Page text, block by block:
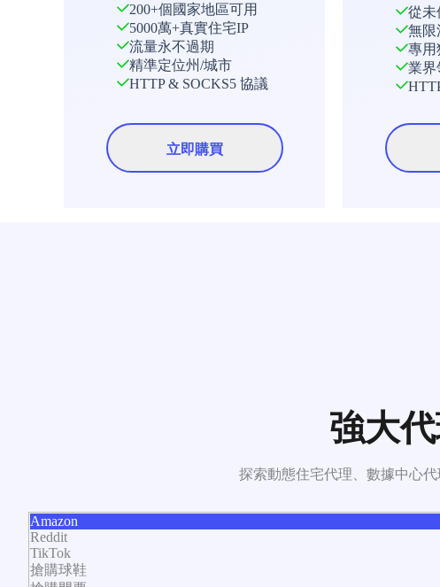
200+個國家地區可用
5000萬+真實住宅IP
流量永不過期
精準定位州/城市
HTTP & SOCKS5 協議
立即購買
從未
無限
專用
業界
強大
探索動態住宅代理、數據中心
Amazon
Reddit
TikTok
搶購球鞋